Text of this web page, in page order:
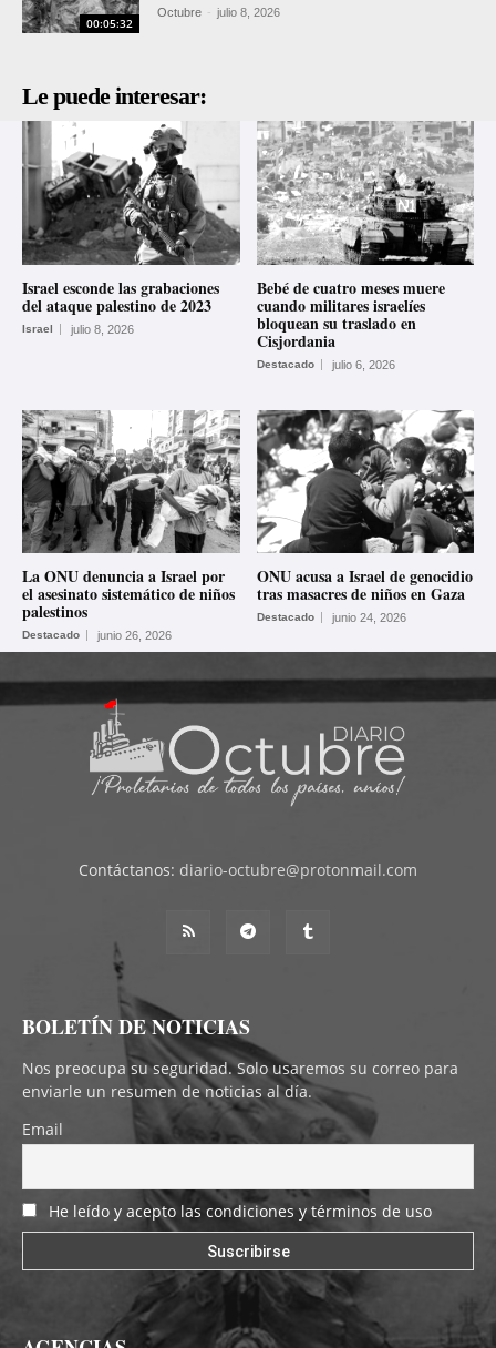
00:05:32
Octubre - julio 8, 2026
Le puede interesar:
Israel esconde las grabaciones
del ataque palestino de 2023
Israel julio 8, 2026
Bebé de cuatro meses muere
cuando militares israelíes
bloquean su traslado en
Cisjordania
Destacado julio 6, 2026
La ONU denuncia a Israel por
el asesinato sistemático de niños
palestinos
Destacado junio 26, 2026
ONU acusa a Israel de genocidio
tras masacres de niños en Gaza
Destacado junio 24, 2026
Contáctanos: diario-octubre@protonmail.com
BOLETÍN DE NOTICIAS
Nos preocupa su seguridad. Solo usaremos su correo para
enviarle un resumen de noticias al día.
Email
He leído y acepto las condiciones y términos de uso